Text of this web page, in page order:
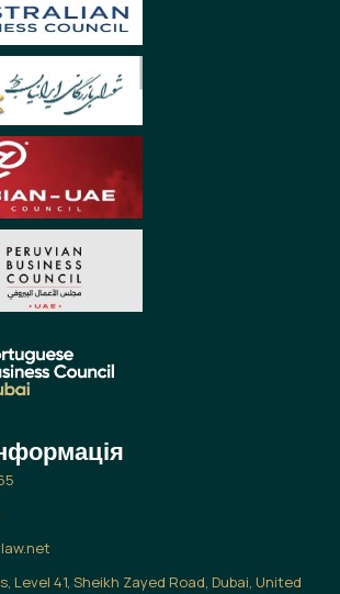
Level 41, Sheikh Zayed Road, Dubai, United